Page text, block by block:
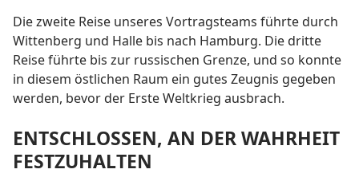
Die zweite Reise unseres Vortragsteams führte durch
Wittenberg und Halle bis nach Hamburg. Die dritte
Reise führte bis zur russischen Grenze, und so konnte
in diesem östlichen Raum ein gutes Zeugnis gegeben
werden, bevor der Erste Weltkrieg ausbrach.
ENTSCHLOSSEN, AN DER WAHRHEIT
FESTZUHALTEN